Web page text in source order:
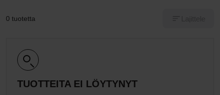
0 tuotetta
TUOTTEITA EI LÖYTYNYT